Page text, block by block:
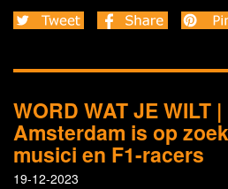
WORD WAT JE WILT
Amsterdam is op
musici en F1-racers
19-12-2023